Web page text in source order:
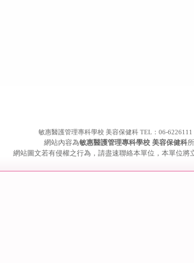
敏惠醫護管理專科學校 美容保健科 TEL：06-6226111
網站內容為敏惠醫護管理專科學校 美容保健科
網站圖文若有侵權之行為，請盡速聯絡本單位，本單位將